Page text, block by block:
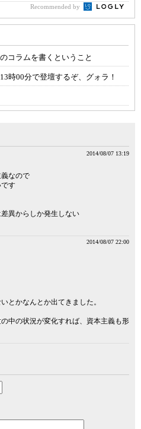
Recommended by
コラムを書くということ
時00分で登壇するぞ、グォラ！
2014/08/07 13:19
なので
す
異からしか発生しない
2014/08/07 22:00
とかなんとか出てきました。
中の状況が変化すれば、資本主義も形